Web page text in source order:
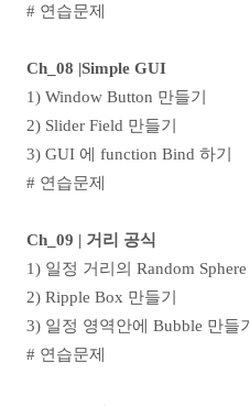
# 연습문제
Ch_08 |Simple GUI
1) Window Button 만들기
2) Slider Field 만들기
3) GUI 에 function Bind 하기
# 연습문제
Ch_09 | 거리 공식
1) 일정 거리의 Random Sphere
2) Ripple Box 만들기
3) 일정 영역안에 Bubble 만들기
# 연습문제